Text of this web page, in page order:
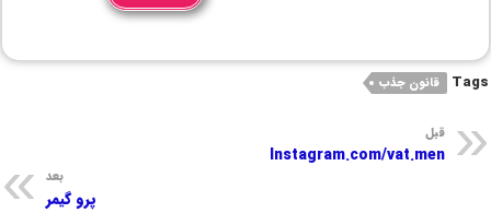
Tags قانون جذب
قبل
Instagram.com/vat.men
بعد
پرو گیمر